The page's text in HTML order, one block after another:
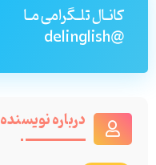
کانـال تلـگرامی مـا
@delinglish
درباره نویسنده